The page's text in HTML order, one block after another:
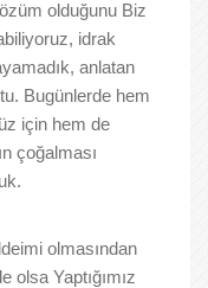
olduğunu Biz
idrak
anlatan
Bugünlerde hem
için hem de
çoğalması
olmasından
olsa Yaptığımız